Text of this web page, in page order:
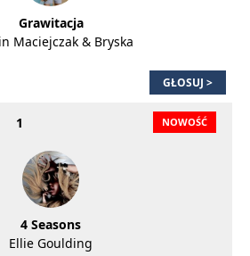
Grawitacja
Maciejczak & Bryska
GŁOSUJ >
1
4 Seasons
Ellie Goulding